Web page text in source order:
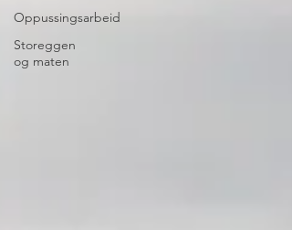
Oppussingsarbeid
Storeggen
og maten